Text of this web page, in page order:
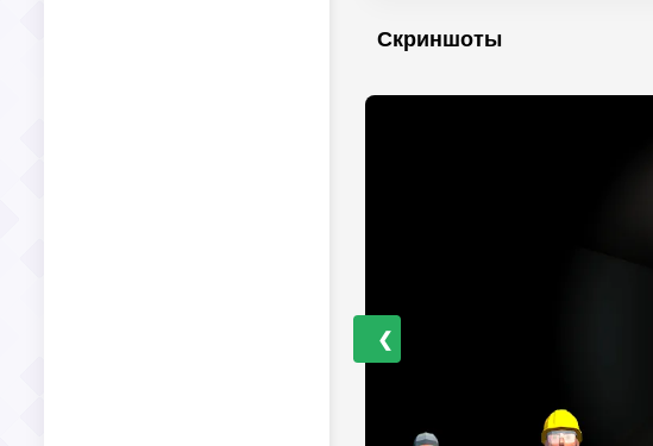
Скриншоты
❮